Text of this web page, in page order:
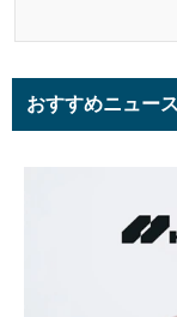
おすすめニュース